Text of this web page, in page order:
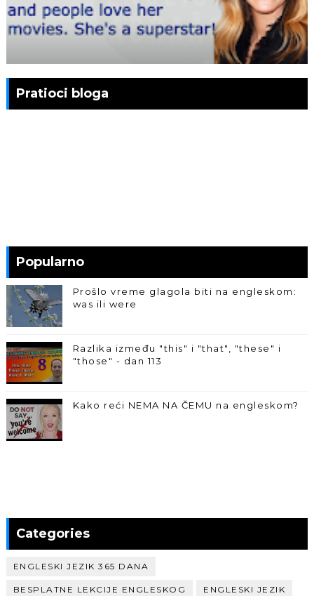
Pratioci bloga
Popularno
Prošlo vreme glagola biti na engleskom:
was ili were
Razlika između "this" i "that", "these" i
"those" - dan 113
Kako reći NEMA NA ČEMU na engleskom?
Categories
ENGLESKI JEZIK 365 DANA
BESPLATNE LEKCIJE ENGLESKOG ENGLESKI JEZIK